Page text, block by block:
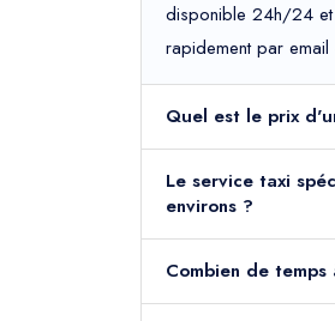
disponible 24h/24 et
rapidement par
Quel est le prix
Le service taxi
environs ?
Combien de